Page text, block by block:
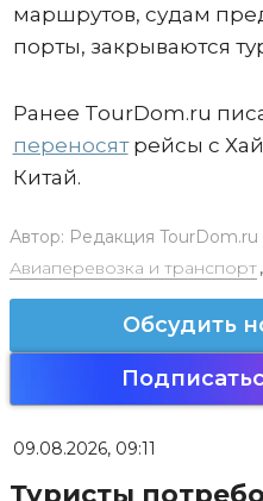
маршрутов, судам
порты, закрываются
Ранее TourDom.ru
переносятрейсы с
Китай.
Автор: Редакция TourDom.ru
Авиаперевозка и транспорт,
Обсудить
09.08.2026, 09:11